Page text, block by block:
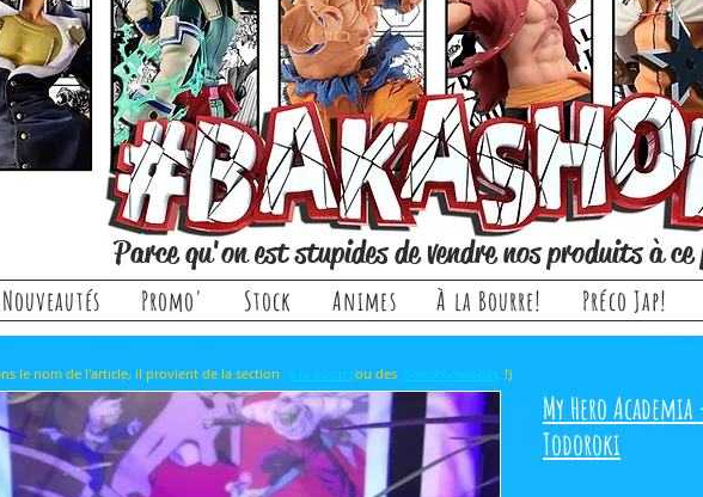
Parce qu'on est stupides de vendre nos produits à
Nouveautés Promo' Stock Animes À la Bourre! Préco Jap!
My Hero
Todoroki
dans le nom de l'article, il provient de la section ou des !)
à la bourre précommandes